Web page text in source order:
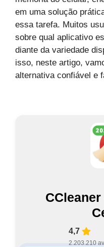
em uma solução
essa tarefa. Muitos
sobre qual aplicativo
diante da variedade
isso, neste artigo,
alternativa confiável e
4,7
2.203.210